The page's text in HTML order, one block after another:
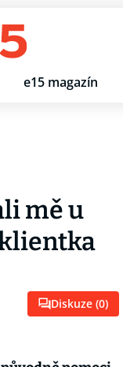
e15 magazín
mě u
Diskuze (0)